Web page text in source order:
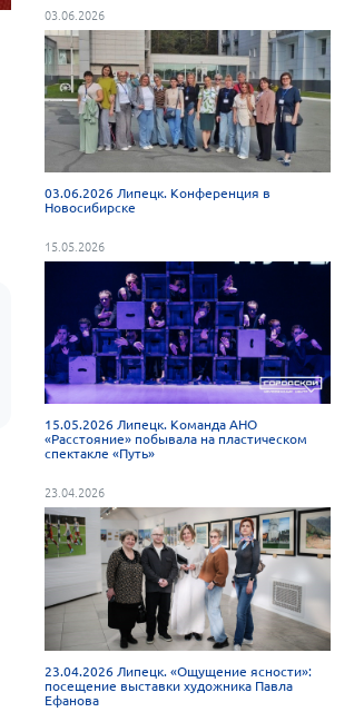
03.06.2026
03.06.2026 Липецк. Конференция в
Новосибирске
15.05.2026
15.05.2026 Липецк. Команда АНО
«Расстояние» побывала на пластическом
спектакле «Путь»
23.04.2026
23.04.2026 Липецк. «Ощущение ясности»:
посещение выставки художника Павла
Ефанова